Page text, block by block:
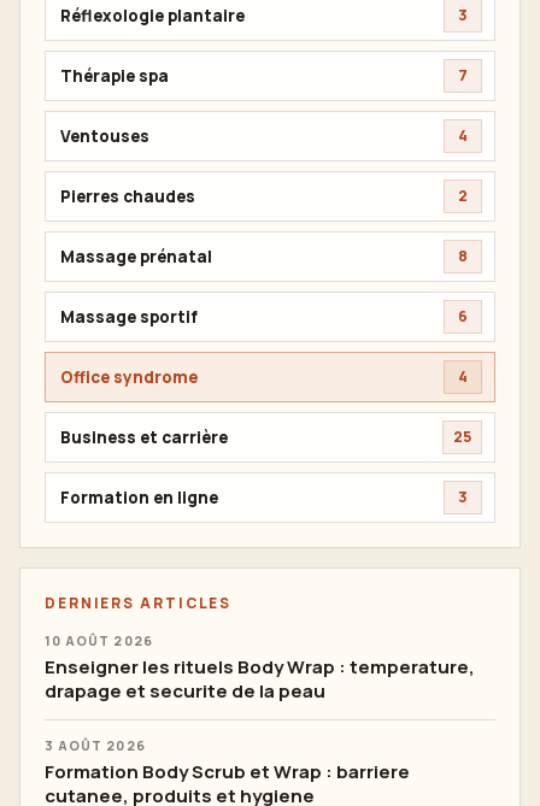
Réflexologie plantaire 3
Thérapie spa 7
Ventouses 4
Pierres chaudes 2
Massage prénatal 8
Massage sportif 6
Office syndrome 4
Business et carrière 25
Formation en ligne 3
DERNIERS ARTICLES
10 AOÛT 2026
Enseigner les rituels Body Wrap : temperature,
drapage et securite de la peau
3 AOÛT 2026
Formation Body Scrub et Wrap : barriere
cutanee, produits et hygiene